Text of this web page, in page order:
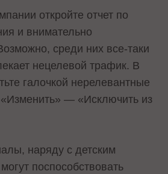
откройте отчет по
и внимательно
среди них все-таки
нецелевой трафик. В
галочкой нерелевантные
— «Исключить из
наряду с детским
поспособствовать